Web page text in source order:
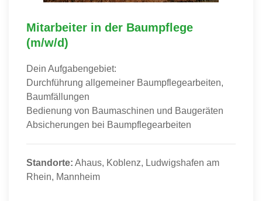
Mitarbeiter in der Baumpflege
(m/w/d)
Dein Aufgabengebiet:
Durchführung allgemeiner Baumpflegearbeiten,
Baumfällungen
Bedienung von Baumaschinen und Baugeräten
Absicherungen bei Baumpflegearbeiten
Standorte: Ahaus, Koblenz, Ludwigshafen am
Rhein, Mannheim